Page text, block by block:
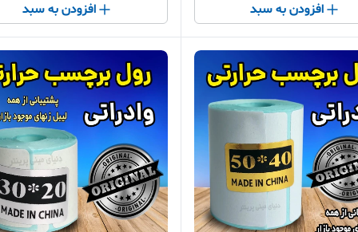
افزودن به سبد افزودن به سبد